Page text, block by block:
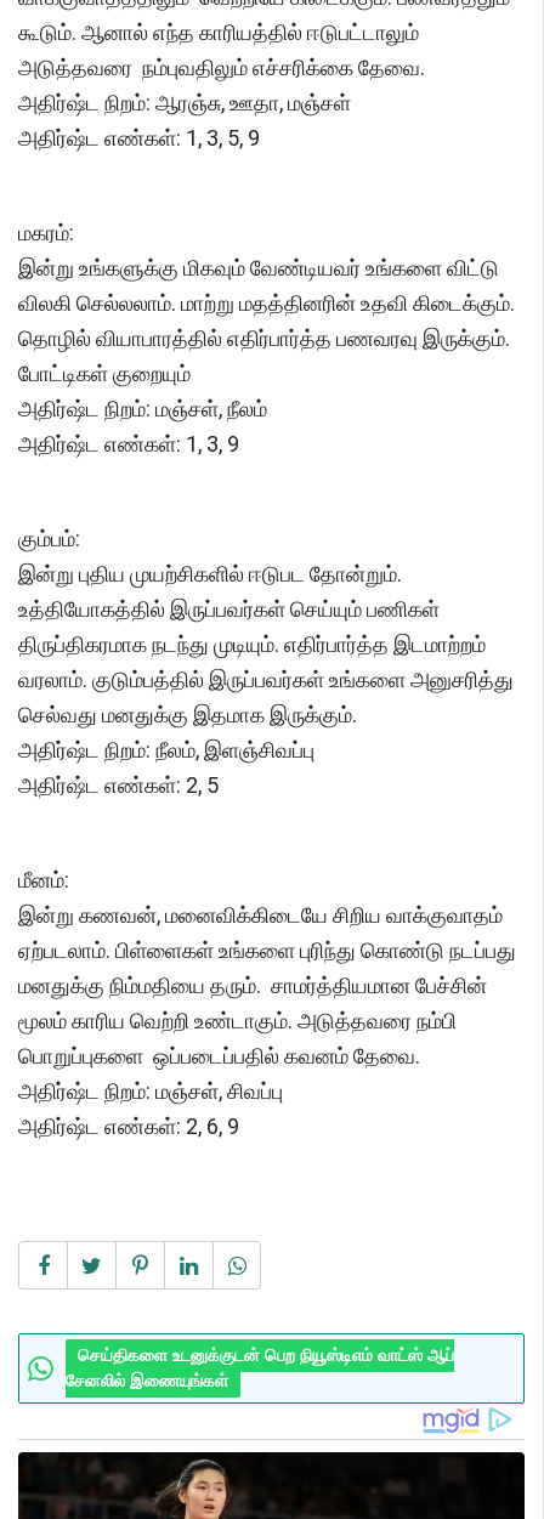
கூடும். ஆனால் எந்த காரியத்தில் ஈடுபட்டாலும்
அடுத்தவரை நம்புவதிலும் எச்சரிக்கை தேவை.
அதிர்ஷ்ட நிறம்: ஆரஞ்சு, ஊதா, மஞ்சள்
அதிர்ஷ்ட எண்கள்: 1, 3, 5, 9
மகரம்:
இன்று உங்களுக்கு மிகவும் வேண்டியவர் உங்களை விட்டு
விலகி செல்லலாம். மாற்று மதத்தினரின் உதவி கிடைக்கும்.
தொழில் வியாபாரத்தில் எதிர்பார்த்த பணவரவு இருக்கும்.
போட்டிகள் குறையும்
அதிர்ஷ்ட நிறம்: மஞ்சள், நீலம்
அதிர்ஷ்ட எண்கள்: 1, 3, 9
கும்பம்:
இன்று புதிய முயற்சிகளில் ஈடுபட தோன்றும்.
உத்தியோகத்தில் இருப்பவர்கள் செய்யும் பணிகள்
திருப்திகரமாக நடந்து முடியும். எதிர்பார்த்த இடமாற்றம்
வரலாம். குடும்பத்தில் இருப்பவர்கள் உங்களை அனுசரித்து
செல்வது மனதுக்கு இதமாக இருக்கும்.
அதிர்ஷ்ட நிறம்: நீலம், இளஞ்சிவப்பு
அதிர்ஷ்ட எண்கள்: 2, 5
மீனம்:
இன்று கணவன், மனைவிக்கிடையே சிறிய வாக்குவாதம்
ஏற்படலாம். பிள்ளைகள் உங்களை புரிந்து கொண்டு நடப்பது
மனதுக்கு நிம்மதியை தரும். சாமர்த்தியமான பேச்சின்
மூலம் காரிய வெற்றி உண்டாகும். அடுத்தவரை நம்பி
பொறுப்புகளை ஒப்படைப்பதில் கவனம் தேவை.
அதிர்ஷ்ட நிறம்: மஞ்சள், சிவப்பு
அதிர்ஷ்ட எண்கள்: 2, 6, 9
செய்திகளை உடனுக்குடன் பெற நியூஸ்டிஎம் வாட்ஸ் ஆப்
சேனலில் இணையுங்கள்